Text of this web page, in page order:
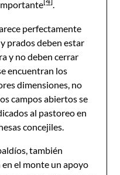
.
perfectamente
prados deben estar
y no deben cerrar
encuentran los
dimensiones, no
campos abiertos se
al pastoreo en
concejiles.
también
el monte un apoyo